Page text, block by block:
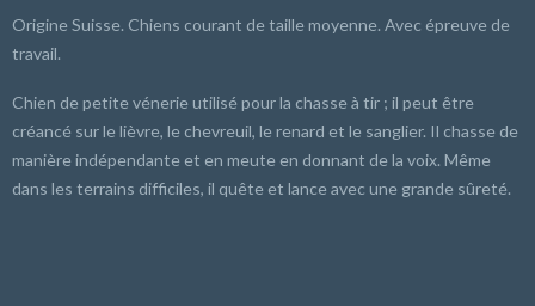
Origine Suisse. Chiens courant de taille moyenne. Avec épreuve de
travail.
Chien de petite vénerie utilisé pour la chasse à tir ; il peut être
créancé sur le lièvre, le chevreuil, le renard et le sanglier. Il chasse de
manière indépendante et en meute en donnant de la voix. Même
dans les terrains difficiles, il quête et lance avec une grande sûreté.